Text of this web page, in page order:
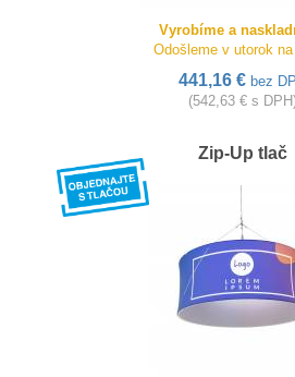
Vyrobíme a
Odošleme v utorok
441,16 € bez
(542,63 € s
Zip-Up tlač